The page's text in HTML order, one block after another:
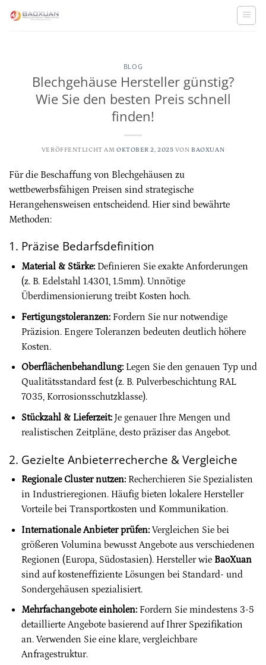
Inhalt
BLOG
Blechgehäuse Hersteller günstig?
Wie Sie den besten Preis schnell
finden!
VERÖFFENTLICHT AM OKTOBER 2, 2025 VON BAOXUAN
Für die Beschaffung von Blechgehäusen zu
wettbewerbsfähigen Preisen sind strategische
Herangehensweisen entscheidend. Hier sind bewährte
Methoden:
1. Präzise Bedarfsdefinition
Material & Stärke:Definieren Sie exakte Anforderungen
(z. B. Edelstahl 1.4301, 1.5mm). Unnötige
Überdimensionierung treibt Kosten hoch.
Fertigungstoleranzen:Fordern Sie nur notwendige
Präzision. Engere Toleranzen bedeuten deutlich höhere
Kosten.
Oberflächenbehandlung:Legen Sie den genauen Typ und
Qualitätsstandard fest (z. B. Pulverbeschichtung RAL
7035, Korrosionsschutzklasse).
Stückzahl & Lieferzeit:Je genauer Ihre Mengen und
realistischen Zeitpläne, desto präziser das Angebot.
2. Gezielte Anbieterrecherche & Vergleiche
Regionale Cluster nutzen:Recherchieren Sie Spezialisten
in Industrieregionen. Häufig bieten lokalere Hersteller
Vorteile bei Transportkosten und Kommunikation.
Internationale Anbieter prüfen:Vergleichen Sie bei
größeren Volumina bewusst Angebote aus verschiedenen
Regionen (Europa, Südostasien). Hersteller wie BaoXuan
sind auf kosteneffiziente Lösungen bei Standard- und
Sondergehäusen spezialisiert.
Mehrfachangebote einholen:Fordern Sie mindestens 3-5
detaillierte Angebote basierend auf Ihrer Spezifikation
an. Verwenden Sie eine klare, vergleichbare
Anfragestruktur.